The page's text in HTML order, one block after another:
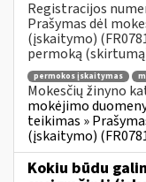
Registracijos
Prašymas dėl
(įskaitymo)
permoką
permokos įskaitymas
Mokesčių žinyno
mokėjimo
teikimas »
(įskaitymo)
Kokiu būdu